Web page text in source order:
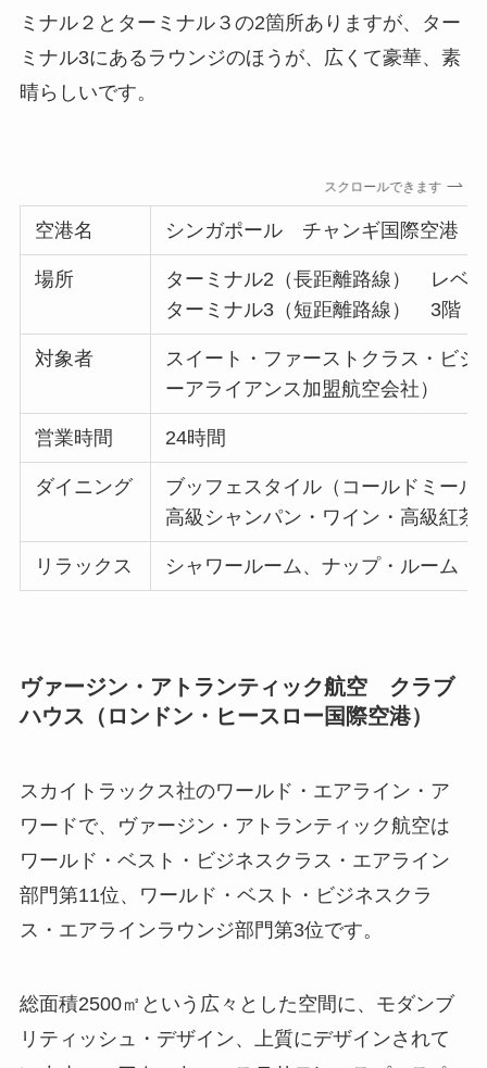
ミナル２とターミナル３の2箇所ありますが、ター
ミナル3にあるラウンジのほうが、広くて豪華、素
晴らしいです。
スクロールできます
空港名 シンガポール チャンギ国際空港
場所
ターミナル2（長距離路線） レベ
ターミナル3（短距離路線） 3階
対象者
スイート・ファーストクラス・ビ
ーアライアンス加盟航空会社）
営業時間 24時間
ダイニング
ブッフェスタイル（コールドミー
高級シャンパン・ワイン・高級紅茶
リラックス シャワールーム、ナップ・ルーム
ヴァージン・アトランティック航空 クラブ
ハウス （ロンドン・ヒースロー国際空港）
スカイトラックス社のワールド・エアライン・ア
ワードで、ヴァージン・アトランティック航空は
ワールド・ベスト・ビジネスクラス・エアライン
部門第11位、ワールド・ベスト・ビジネスクラ
ス・エアラインラウンジ部門第3位です。
総面積2500㎡という広々とした空間に、モダンブ
リティッシュ・デザイン、上質にデザインされて